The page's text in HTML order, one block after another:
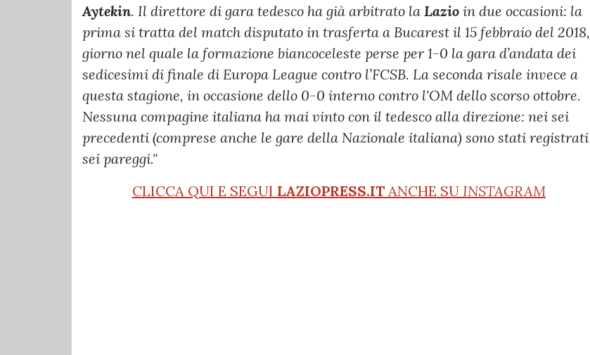
Aytekin. Il direttore di gara tedesco ha già arbitrato la Lazio in due occasioni: la
prima si tratta del match disputato in trasferta a Bucarest il 15 febbraio del 2018,
giorno nel quale la formazione biancoceleste perse per 1-0 la gara d’andata dei
sedicesimi di finale di Europa League contro l’FCSB. La seconda risale invece a
questa stagione, in occasione dello 0-0 interno contro l'OM dello scorso ottobre.
Nessuna compagine italiana ha mai vinto con il tedesco alla direzione: nei sei
precedenti (comprese anche le gare della Nazionale italiana) sono stati registrati
sei pareggi."
CLICCA QUI E SEGUI LAZIOPRESS.IT ANCHE SU INSTAGRAM